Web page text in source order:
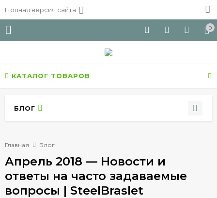
Полная версия сайта
0
КАТАЛОГ ТОВАРОВ
Главная Блог
Апрель 2018 — Новости и
ответы на часто задаваемые
вопросы | SteelBraslet
БЛОГ